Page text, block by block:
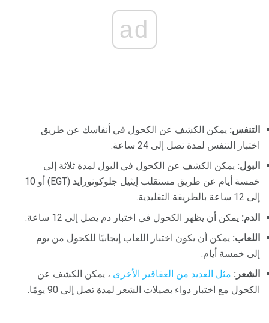
ad
التنفس: يمكن الكشف عن الكحول في أنفاسك عن طريق
اختبار التنفس لمدة تصل إلى 24 ساعة.
البول: يمكن الكشف عن الكحول في البول لمدة ثلاثة إلى
خمسة أيام عن طريق مستقلب إيثيل جلوكونورايد (EGT) أو 10
إلى 12 ساعة بالطريقة التقليدية.
الدم: يمكن أن يظهر الكحول في اختبار دم يصل إلى 12 ساعة.
اللعاب: يمكن أن يكون اختبار اللعاب إيجابيًا للكحول من يوم
إلى خمسة أيام.
الشعر: مثل العديد من العقاقير الأخرى ، يمكن الكشف عن
الكحول مع اختبار دواء بصيلات الشعر لمدة تصل إلى 90 يومًا.